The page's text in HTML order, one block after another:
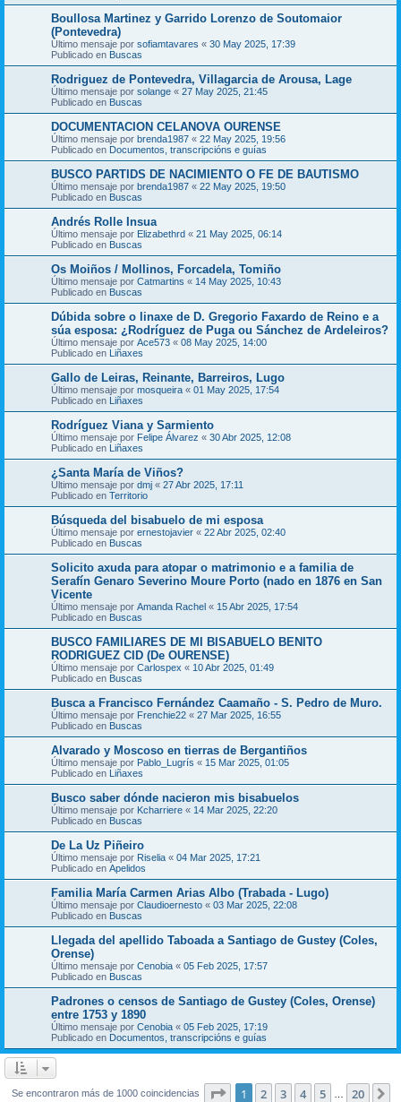
Boullosa Martinez y Garrido Lorenzo de Soutomaior
(Pontevedra)
Último mensaje por sofiamtavares « 30 May 2025, 17:39
Publicado en Buscas
Rodriguez de Pontevedra, Villagarcia de Arousa, Lage
Último mensaje por solange « 27 May 2025, 21:45
Publicado en Buscas
DOCUMENTACION CELANOVA OURENSE
Último mensaje por brenda1987 « 22 May 2025, 19:56
Publicado en Documentos, transcripcións e guías
BUSCO PARTIDS DE NACIMIENTO O FE DE BAUTISMO
Último mensaje por brenda1987 « 22 May 2025, 19:50
Publicado en Buscas
Andrés Rolle Insua
Último mensaje por Elizabethrd « 21 May 2025, 06:14
Publicado en Buscas
Os Moiños / Mollinos, Forcadela, Tomiño
Último mensaje por Catmartins « 14 May 2025, 10:43
Publicado en Buscas
Dúbida sobre o linaxe de D. Gregorio Faxardo de Reino e a
súa esposa: ¿Rodríguez de Puga ou Sánchez de Ardeleiros?
Último mensaje por Ace573 « 08 May 2025, 14:00
Publicado en Liñaxes
Gallo de Leiras, Reinante, Barreiros, Lugo
Último mensaje por mosqueira « 01 May 2025, 17:54
Publicado en Liñaxes
Rodríguez Viana y Sarmiento
Último mensaje por Felipe Álvarez « 30 Abr 2025, 12:08
Publicado en Liñaxes
¿Santa María de Viños?
Último mensaje por dmj « 27 Abr 2025, 17:11
Publicado en Territorio
Búsqueda del bisabuelo de mi esposa
Último mensaje por ernestojavier « 22 Abr 2025, 02:40
Publicado en Buscas
Solicito axuda para atopar o matrimonio e a familia de
Serafín Genaro Severino Moure Porto (nado en 1876 en San
Vicente
Último mensaje por Amanda Rachel « 15 Abr 2025, 17:54
Publicado en Buscas
BUSCO FAMILIARES DE MI BISABUELO BENITO
RODRIGUEZ CID (De OURENSE)
Último mensaje por Carlospex « 10 Abr 2025, 01:49
Publicado en Buscas
Busca a Francisco Fernández Caamaño - S. Pedro de Muro.
Último mensaje por Frenchie22 « 27 Mar 2025, 16:55
Publicado en Buscas
Alvarado y Moscoso en tierras de Bergantiños
Último mensaje por Pablo_Lugrís « 15 Mar 2025, 01:05
Publicado en Liñaxes
Busco saber dónde nacieron mis bisabuelos
Último mensaje por Kcharriere « 14 Mar 2025, 22:20
Publicado en Buscas
De La Uz Piñeiro
Último mensaje por Riselia « 04 Mar 2025, 17:21
Publicado en Apelidos
Familia María Carmen Arias Albo (Trabada - Lugo)
Último mensaje por Claudioernesto « 03 Mar 2025, 22:08
Publicado en Buscas
Llegada del apellido Taboada a Santiago de Gustey (Coles,
Orense)
Último mensaje por Cenobia « 05 Feb 2025, 17:57
Publicado en Buscas
Padrones o censos de Santiago de Gustey (Coles, Orense)
entre 1753 y 1890
Último mensaje por Cenobia « 05 Feb 2025, 17:19
Publicado en Documentos, transcripcións e guías
Se encontraron más de 1000 coincidencias Página de 20
1 2 3 4 5 20